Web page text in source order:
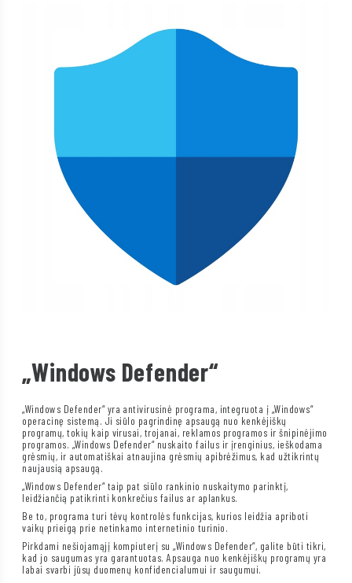
„Windows Defender“
„Windows Defender“ yra antivirusinė programa, integruota į „Windows“
operacinę sistemą. Ji siūlo pagrindinę apsaugą nuo kenkėjiškų
programų, tokių kaip virusai, trojanai, reklamos programos ir šnipinėjimo
programos. „Windows Defender“ nuskaito failus ir įrenginius, ieškodama
grėsmių, ir automatiškai atnaujina grėsmių apibrėžimus, kad užtikrintų
naujausią apsaugą.
„Windows Defender“ taip pat siūlo rankinio nuskaitymo parinktį,
leidžiančią patikrinti konkrečius failus ar aplankus.
Be to, programa turi tėvų kontrolės funkcijas, kurios leidžia apriboti
vaikų prieigą prie netinkamo internetinio turinio.
Pirkdami nešiojamąjį kompiuterį su „Windows Defender“, galite būti tikri,
kad jo saugumas yra garantuotas. Apsauga nuo kenkėjiškų programų yra
labai svarbi jūsų duomenų konfidencialumui ir saugumui.